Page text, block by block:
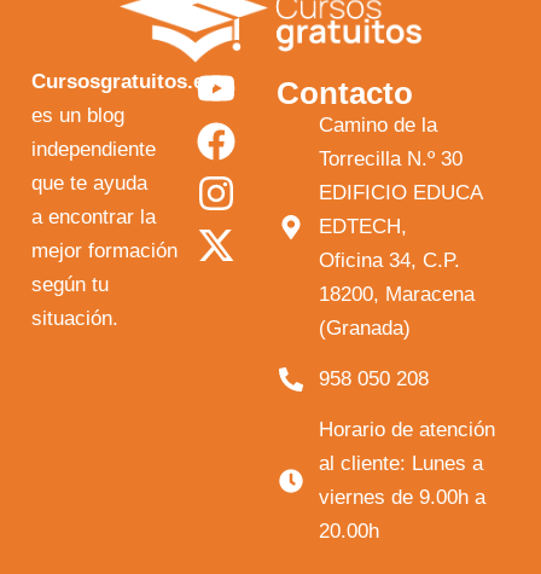
Cursosgratuitos.es
es un blog
independiente
que te ayuda
a encontrar la
mejor formación
según tu
situación.
Y
o
u
t
u
F
a
c
e
b
I
n
s
t
a
X
-
t
w
i
Contacto
Camino de la
Torrecilla N.º 30
EDIFICIO EDUCA
EDTECH,
Oficina 34, C.P.
18200, Maracena
(Granada)
958 050 208
Horario de atención
al cliente: Lunes a
viernes de 9.00h a
20.00h